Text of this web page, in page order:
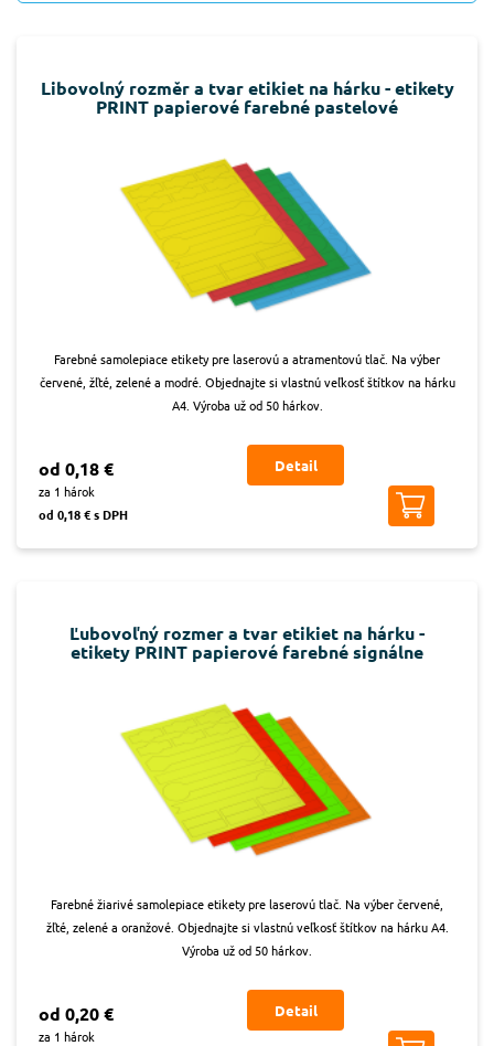
Libovolný rozměr a tvar etikiet na hárku - etikety
PRINT papierové farebné pastelové
Farebné samolepiace etikety pre laserovú a atramentovú tlač. Na výber
červené, žľté, zelené a modré. Objednajte si vlastnú veľkosť štítkov na hárku
A4. Výroba už od 50 hárkov.
od 0,18 €
za 1 hárok
od 0,18 € s DPH
Detail
Ľubovoľný rozmer a tvar etikiet na hárku -
etikety PRINT papierové farebné signálne
Farebné žiarivé samolepiace etikety pre laserovú tlač. Na výber červené,
žľté, zelené a oranžové. Objednajte si vlastnú veľkosť štítkov na hárku A4.
Výroba už od 50 hárkov.
od 0,20 €
za 1 hárok
Detail